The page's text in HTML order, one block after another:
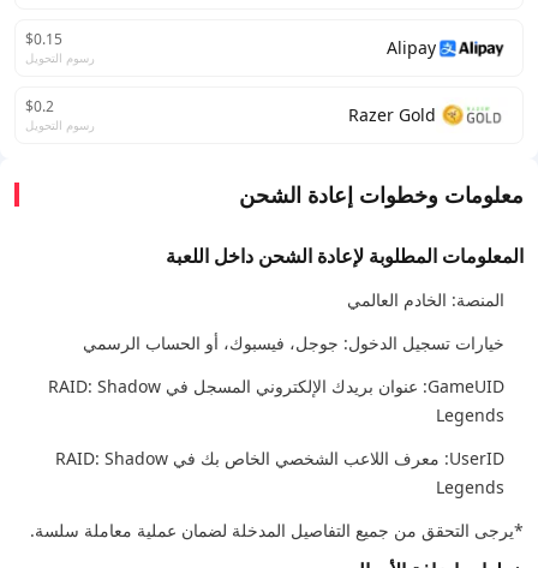
Alipay
$0.15
رسوم التحويل
Razer Gold
$0.2
رسوم التحويل
معلومات وخطوات إعادة الشحن
المعلومات المطلوبة لإعادة الشحن داخل اللعبة
المنصة: الخادم العالمي
خيارات تسجيل الدخول: جوجل، فيسبوك، أو الحساب الرسمي
GameUID: عنوان بريدك الإلكتروني المسجل في RAID: Shadow
Legends
UserID: معرف اللاعب الشخصي الخاص بك في RAID: Shadow
Legends
*يرجى التحقق من جميع التفاصيل المدخلة لضمان عملية معاملة سلسة.